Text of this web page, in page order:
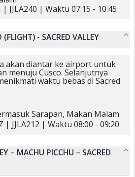
| JJLA240 | Waktu 07:15 - 10:45
- SACRED VALLEY
akan diantar ke airport untuk
menuju Cusco. Selanjutnya
waktu bebas di Sacred
Sarapan, Makan Malam
| JJLA212 | Waktu 08:00 - 09:20
– MACHU PICCHU – SACRED